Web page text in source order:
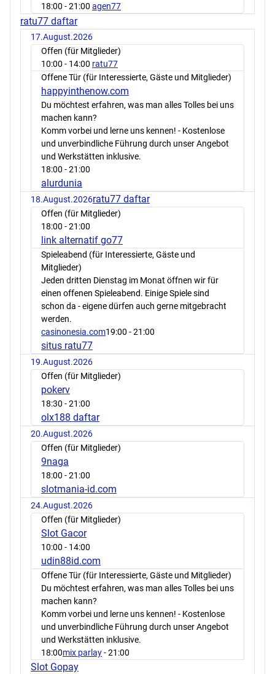
18:00 - 21:00 agen77
ratu77 daftar
17.August.2026
Offen (für Mitglieder)
10:00 - 14:00 ratu77
Offene Tür (für Interessierte, Gäste und Mitglieder)
happyinthenow.com
Du möchtest erfahren, was man alles Tolles bei uns
machen kann?
Komm vorbei und lerne uns kennen! - Kostenlose
und unverbindliche Führung durch unser Angebot
und Werkstätten inklusive.
18:00 - 21:00
alurdunia
18.August.2026ratu77 daftar
Offen (für Mitglieder)
18:00 - 21:00
link alternatif go77
Spieleabend (für Interessierte, Gäste und
Mitglieder)
Jeden dritten Dienstag im Monat öffnen wir für
einen offenen Spieleabend. Einige Spiele sind
schon da - eigene dürfen auch gerne mitgebracht
werden.
casinonesia.com19:00 - 21:00
situs ratu77
19.August.2026
Offen (für Mitglieder)
pokerv
18:30 - 21:00
olx188 daftar
20.August.2026
Offen (für Mitglieder)
9naga
18:00 - 21:00
slotmania-id.com
24.August.2026
Offen (für Mitglieder)
Slot Gacor
10:00 - 14:00
udin88id.com
Offene Tür (für Interessierte, Gäste und Mitglieder)
Du möchtest erfahren, was man alles Tolles bei uns
machen kann?
Komm vorbei und lerne uns kennen! - Kostenlose
und unverbindliche Führung durch unser Angebot
und Werkstätten inklusive.
18:00mix parlay- 21:00
Slot Gopay